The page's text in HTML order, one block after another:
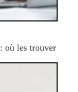
où les trouver